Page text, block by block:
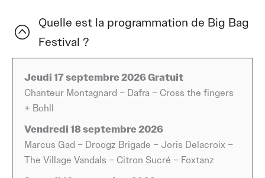
populaire et sincèrement éclectique, loin des formules
calibrées.
Du 17 au 19 septembre 2026, la place du Foirail et la salle
de l’Alamzic deviennent le cœur battant d’un week-end
en trois temps. Le jeudi soir ouvre les festivités
gratuitement, avec une soirée pensée pour et par les
Bigourdans : Chanteur Montagnard, Dafra, Cross the
Fingers et Bohll posent le ton, entre ancrage local et
générosité scénique. C’est la marque de fabrique du Big
Quelle est la programmation de Big Bag
Festival ?
Jeudi 17 septembre 2026Gratuit
Chanteur Montagnard – Dafra – Cross the fingers
+ Bohll
Vendredi 18 septembre 2026
Marcus Gad – Droogz Brigade – Joris Delacroix –
The Village Vandals – Citron Sucré – Foxtanz